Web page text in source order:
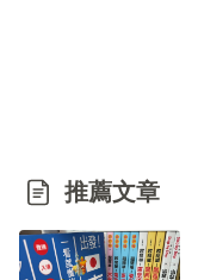
推薦文章